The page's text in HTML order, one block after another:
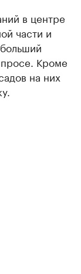
в центре
части и
Кроме
на них